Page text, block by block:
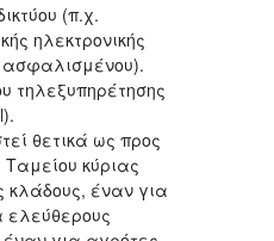
(π.χ.
ηλεκτρονικής
ασφαλισμένου).
τηλεξυπηρέτησης
θετικά ως προς
Ταμείου κύριας
κλάδους, έναν για
ελεύθερους